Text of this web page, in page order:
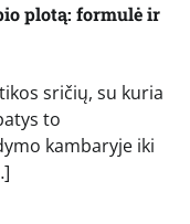
plotą: formulė ir
sričių, su kuria
to
kambaryje iki